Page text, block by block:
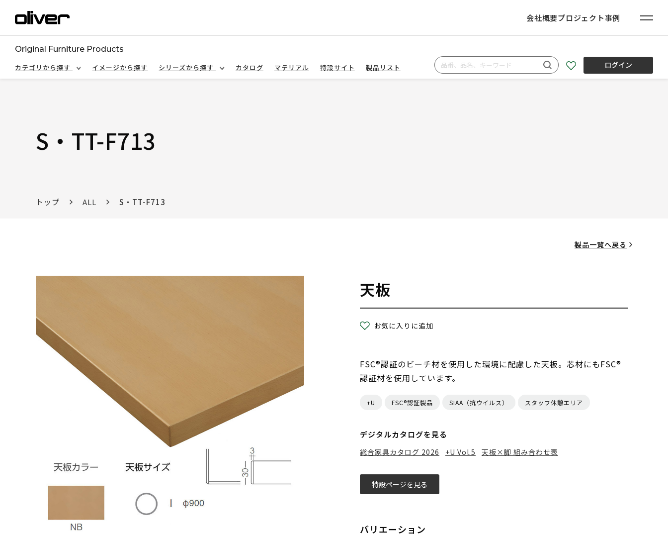
会社概要プロジェクト事例
Original Furniture Products
カテゴリから探す
イメージから探す シリーズから探す カタログ マテリアル 特設サイト 製品リスト ログイン
S・TT-F713
トップ ALL S・TT-F713
製品一覧へ戻る
天板
お気に入りに追加
FSC®認証のビーチ材を使用した環境に配慮した天板。芯材にもFSC®
認証材を使用しています。
+U FSC®認証製品 SIAA（抗ウイルス） スタッフ休憩エリア
デジタルカタログを見る
総合家具カタログ 2026 +U Vol.5 天板×脚 組み合わせ表
特設ページを見る
バリエーション